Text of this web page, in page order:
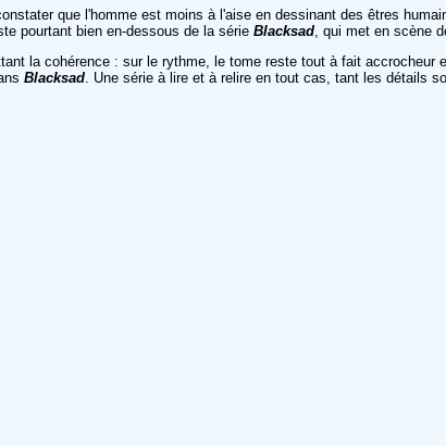
que l'homme est moins à l'aise en dessinant des êtres
pourtant bien en-dessous de la série Blacksad , qui met en scène
la cohérence : sur le rythme, le tome reste tout à fait
Blacksad . Une série à lire et à relire en tout cas, tant les détails